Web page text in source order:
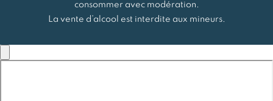
consommer avec modération.
La vente d’alcool est interdite aux mineurs.